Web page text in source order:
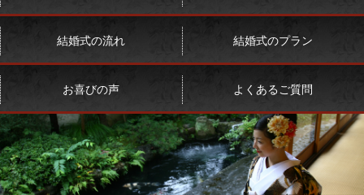
結婚式の流れ 結婚式のプラン
お喜びの声 よくあるご質問